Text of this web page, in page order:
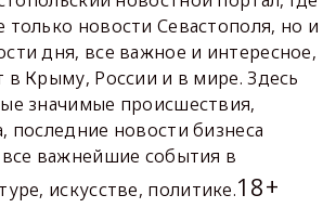
новости Севастополя, но и
дня, все важное и интересное,
в Крыму, России и в мире. Здесь
значимые происшествия,
последние новости бизнеса
важнейшие события в
искусстве, политике.18+